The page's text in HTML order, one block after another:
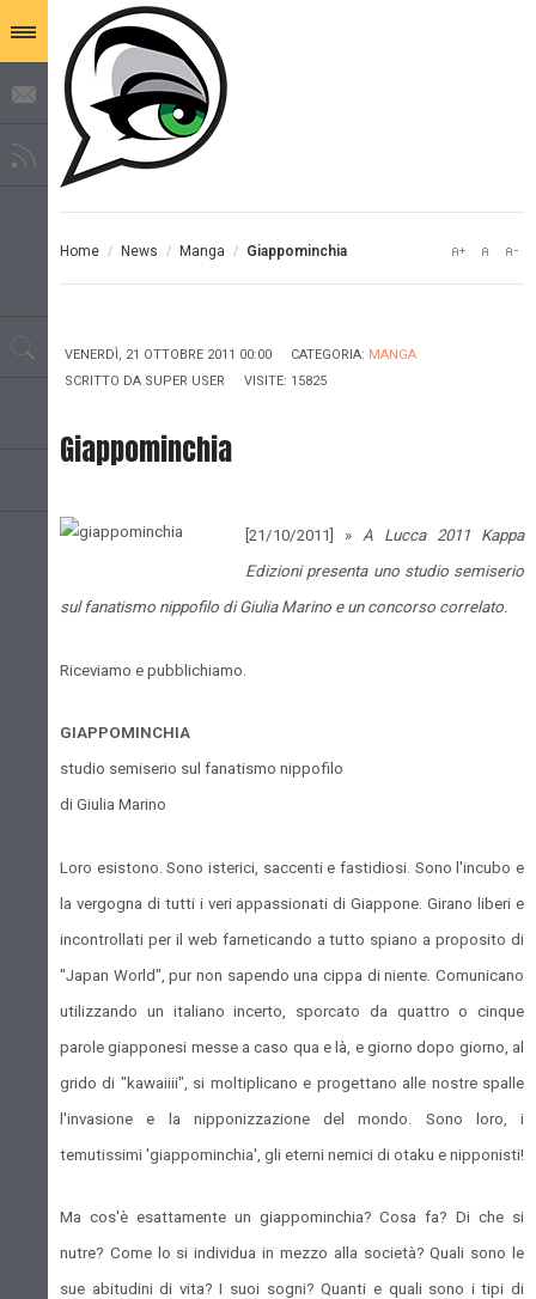
Home / News / Manga / Giappominchia
VENERDÌ, 21 OTTOBRE 2011 00:00 CATEGORIA: MANGA
SCRITTO DA SUPER USER VISITE: 15825
Giappominchia
[21/10/2011] » A Lucca 2011 Kappa
Edizioni presenta uno studio semiserio
sul fanatismo nippofilo di Giulia Marino e un concorso correlato.
Riceviamo e pubblichiamo.
GIAPPOMINCHIA
studio semiserio sul fanatismo nippofilo
di Giulia Marino
Loro esistono. Sono isterici, saccenti e fastidiosi. Sono l'incubo e
la vergogna di tutti i veri appassionati di Giappone. Girano liberi e
incontrollati per il web farneticando a tutto spiano a proposito di
"Japan World", pur non sapendo una cippa di niente. Comunicano
utilizzando un italiano incerto, sporcato da quattro o cinque
parole giapponesi messe a caso qua e là, e giorno dopo giorno, al
grido di "kawaiiii", si moltiplicano e progettano alle nostre spalle
l'invasione e la nipponizzazione del mondo. Sono loro, i
temutissimi 'giappominchia', gli eterni nemici di otaku e nipponisti!
Ma cos'è esattamente un giappominchia? Cosa fa? Di che si
nutre? Come lo si individua in mezzo alla società? Quali sono le
sue abitudini di vita? I suoi sogni? Quanti e quali sono i tipi di